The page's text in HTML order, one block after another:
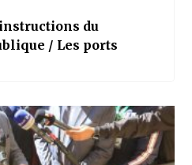
du
/ Les ports